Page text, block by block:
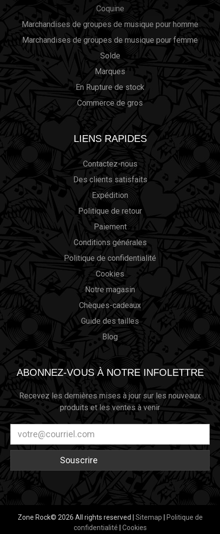
Coquine
Marchandises de groupes de musique pour homme
Marchandises de groupes de musique pour femme
Solde
Marques
En Rupture de stock
Commerce de gros
LIENS RAPIDES
Contactez-nous
Des clients satisfaits
Expédition
Politique de retour
Paiement
Conditions générales
Politique de confidentialité
Cookies
Notre magasin
Chèques-cadeaux
Guide des tailles
Blog
ABONNEZ-VOUS À NOTRE INFOLETTRE
Recevez les dernières mises à jour sur les nouveaux
produits et les ventes à venir
électronique
Zone Rock© 2026 All rights reserved | Sitemap | Politique de
confidentialité | Cookies